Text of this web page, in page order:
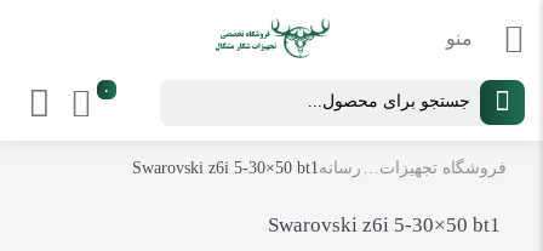
۰
Products
search
فروشگاه تجهیزات شکار و کوهنوردی مشکال رسانهSwarovski z6i 5-30×50 bt1
Swarovski z6i 5-30×50 bt1